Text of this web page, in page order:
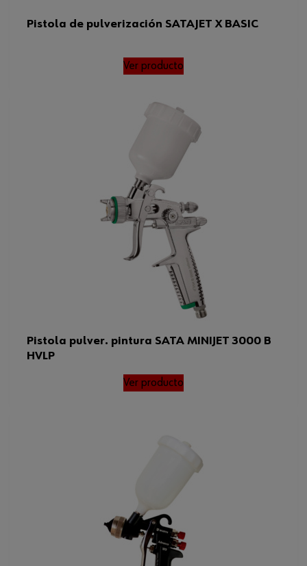
Pistola de pulverización SATAJET X BASIC
Ver producto
Pistola pulver. pintura SATA MINIJET 3000 B
HVLP
Ver producto